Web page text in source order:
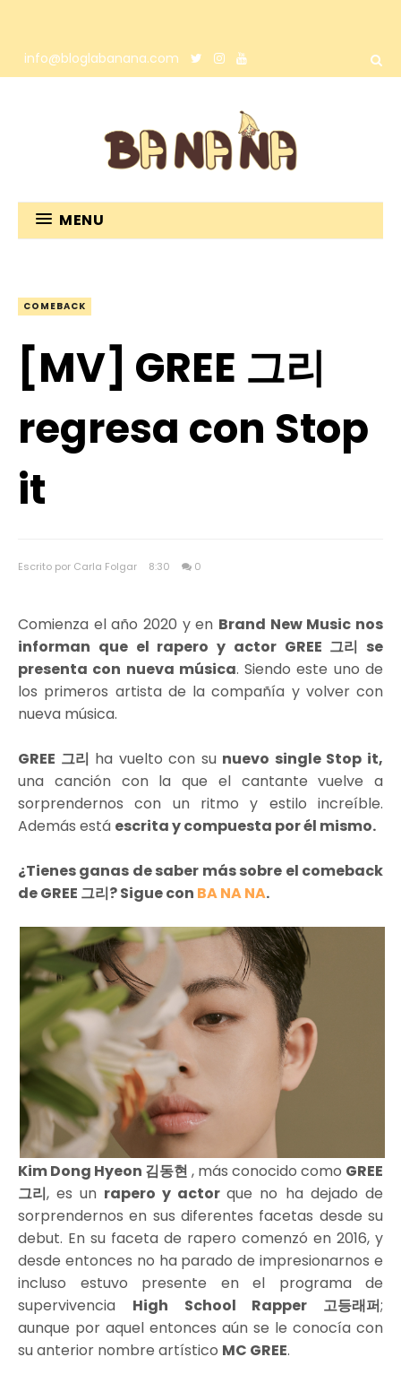
info@bloglabanana.com
MENU
COMEBACK
[MV] GREE 그리
regresa con Stop
it
Escrito por Carla Folgar 8:30 0
Comienza el año 2020 y en Brand New Music nos
informan que el rapero y actor GREE 그리 se
presenta con nueva música. Siendo este uno de
los primeros artista de la compañía y volver con
nueva música.
GREE 그리 ha vuelto con su nuevo single Stop it,
una canción con la que el cantante vuelve a
sorprendernos con un ritmo y estilo increíble.
Además está escrita y compuesta por él mismo.
¿Tienes ganas de saber más sobre el comeback
de GREE 그리? Sigue con BA NA NA.
Kim Dong Hyeon 김동현 , más conocido como GREE
그리, es un rapero y actorque no ha dejado de
sorprendernos en sus diferentes facetas desde su
debut. En su faceta de rapero comenzó en 2016, y
desde entonces no ha parado de impresionarnos e
incluso estuvo presente en el programa de
supervivencia High School Rapper 고등래퍼;
aunque por aquel entonces aún se le conocía con
su anterior nombre artístico MC GREE.